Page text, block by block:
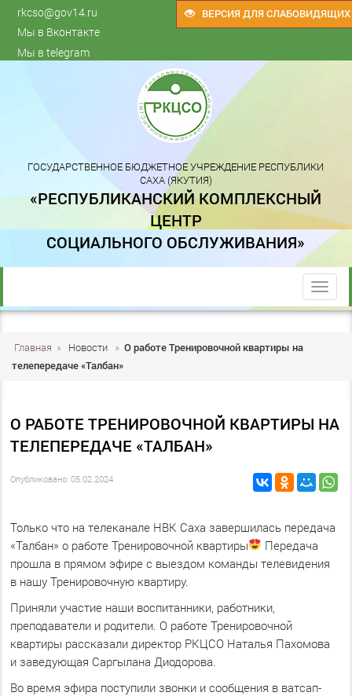
ВЕРСИЯ ДЛЯ СЛАБОВИДЯЩИХ
rkcso@gov14.ru
Мы в Вконтакте
Мы в telegram
ГОСУДАРСТВЕННОЕ БЮДЖЕТНОЕ УЧРЕЖДЕНИЕ РЕСПУБЛИКИ
САХА (ЯКУТИЯ)
«РЕСПУБЛИКАНСКИЙ КОМПЛЕКСНЫЙ
ЦЕНТР
СОЦИАЛЬНОГО ОБСЛУЖИВАНИЯ»
trk
Главная » Новости » О работе Тренировочной квартиры на
телепередаче «Талбан»
О РАБОТЕ ТРЕНИРОВОЧНОЙ КВАРТИРЫ НА
ТЕЛЕПЕРЕДАЧЕ «ТАЛБАН»
Опубликовано: 05.02.2024
Только что на телеканале НВК Саха завершилась передача
«Талбан» о работе Тренировочной квартиры
Передача
прошла в прямом эфире с выездом команды телевидения
в нашу Тренировочную квартиру.
Приняли участие наши воспитанники, работники,
преподаватели и родители. О работе Тренировочной
квартиры рассказали директор РКЦСО Наталья Пахомова
и заведующая Саргылана Диодорова.
Во время эфира поступили звонки и сообщения в ватсап-